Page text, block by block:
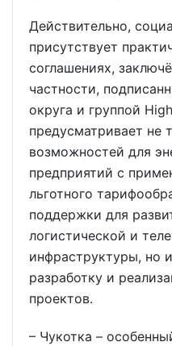
Действительно,
присутствует
соглашениях,
частности,
округа и группой
предусматривает не
возможностей для
предприятий с
льготного
поддержки для
логистической и
инфраструктуры, но
разработку и
проектов.
– Чукотка –